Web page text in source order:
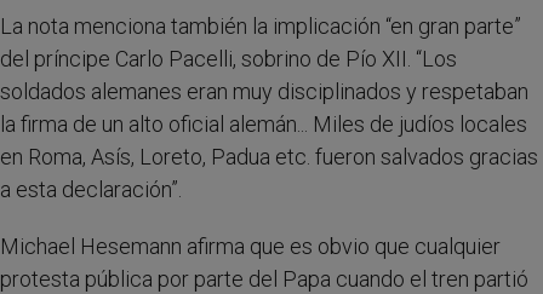
La nota menciona también la implicación “en gran parte”
del príncipe Carlo Pacelli, sobrino de Pío XII. “Los
soldados alemanes eran muy disciplinados y respetaban
la firma de un alto oficial alemán... Miles de judíos locales
en Roma, Asís, Loreto, Padua etc. fueron salvados gracias
a esta declaración”.
Michael Hesemann afirma que es obvio que cualquier
protesta pública por parte del Papa cuando el tren partió